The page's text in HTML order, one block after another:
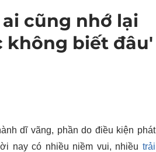
cũng nhớ lại
không biết đâu'
dĩ vãng, phần do điều kiện phát
nay có nhiều niềm vui, nhiều trải